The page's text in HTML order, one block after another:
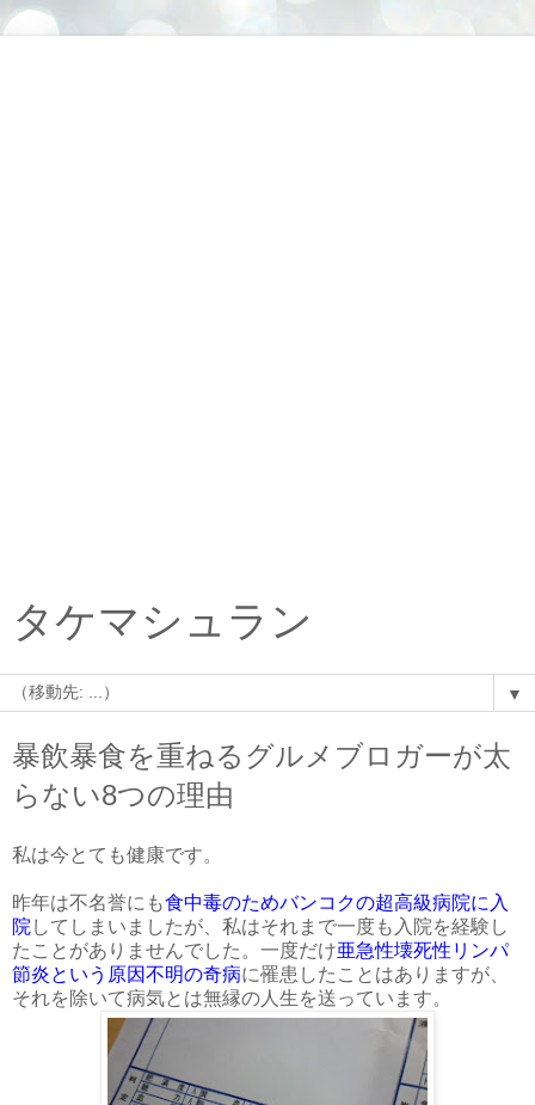
タケマシュラン
▼
暴飲暴食を重ねるグルメブロガーが太
らない8つの理由
私は今とても健康です。
昨年は不名誉にも食中毒のためバンコクの超高級病院に入
院 してしまいましたが、私はそれまで一度も入院を経験し
たことがありませんでした。一度だけ亜急性壊死性リンパ
節炎という原因不明の奇病に罹患したことはありますが、
それを除いて病気とは無縁の人生を送っています。